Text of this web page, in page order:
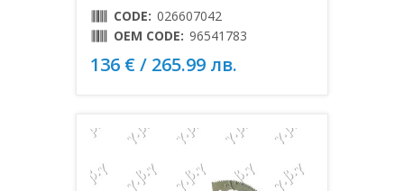
CODE: 026607042
OEM CODE: 96541783
136 € / 265.99 лв.